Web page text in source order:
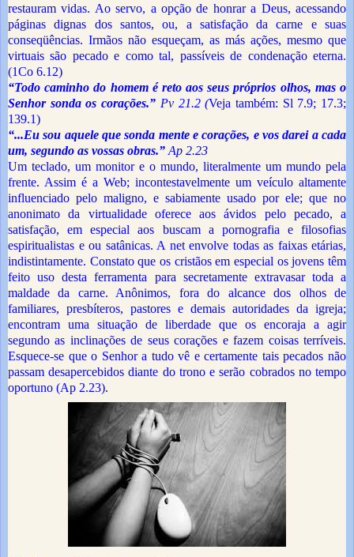
restauram vidas. Ao servo, a opção de honrar a Deus, acessando
páginas dignas dos santos, ou, a satisfação da carne e suas
conseqüências. Irmãos não esqueçam, as más ações, mesmo que
virtuais são pecado e como tal, passíveis de condenação eterna.
(1Co 6.12)
“Todo caminho do homem é reto aos seus próprios olhos, mas o
Senhor sonda os corações.” Pv 21.2 (Veja também: Sl 7.9; 17.3;
139.1)
“...Eu sou aquele que sonda mente e corações, e vos darei a cada
um, segundo as vossas obras.” Ap 2.23
Um teclado, um monitor e o mundo, literalmente um mundo pela
frente. Assim é a Web; incontestavelmente um veículo altamente
influenciado pelo maligno, e sabiamente usado por ele; que no
anonimato da virtualidade oferece aos ávidos pelo pecado, a
satisfação, em especial aos buscam a pornografia e filosofias
espiritualistas e ou satânicas. A net envolve todas as faixas etárias,
indistintamente. Constato que os cristãos em especial os jovens têm
feito uso desta ferramenta para secretamente extravasar toda a
maldade da carne. Anônimos, fora do alcance dos olhos de
familiares, presbíteros, pastores e demais autoridades da igreja;
encontram uma situação de liberdade que os encoraja a agir
segundo as inclinações de seus corações e fazem coisas terríveis.
Esquece-se que o Senhor a tudo vê e certamente tais pecados não
passam desapercebidos diante do trono e serão cobrados no tempo
oportuno (Ap 2.23).